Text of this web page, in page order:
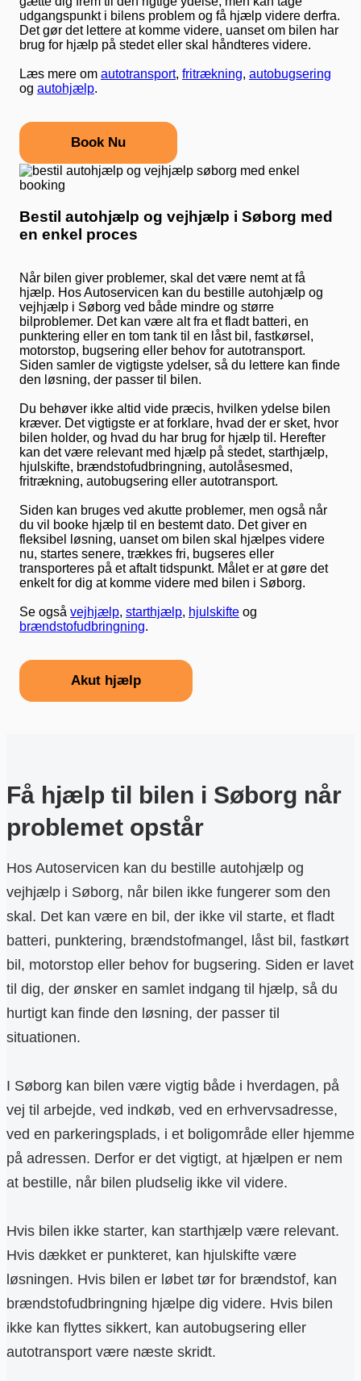
udgangspunkt i bilens problem og få hjælp videre derfra.
Det gør det lettere at komme videre, uanset om bilen har
brug for hjælp på stedet eller skal håndteres videre.
Læs mere om autotransport, fritrækning, autobugsering
og autohjælp.
Book Nu
Bestil autohjælp og vejhjælp i Søborg med
en enkel proces
Når bilen giver problemer, skal det være nemt at få
hjælp. Hos Autoservicen kan du bestille autohjælp og
vejhjælp i Søborg ved både mindre og større
bilproblemer. Det kan være alt fra et fladt batteri, en
punktering eller en tom tank til en låst bil, fastkørsel,
motorstop, bugsering eller behov for autotransport.
Siden samler de vigtigste ydelser, så du lettere kan finde
den løsning, der passer til bilen.
Du behøver ikke altid vide præcis, hvilken ydelse bilen
kræver. Det vigtigste er at forklare, hvad der er sket, hvor
bilen holder, og hvad du har brug for hjælp til. Herefter
kan det være relevant med hjælp på stedet, starthjælp,
hjulskifte, brændstofudbringning, autolåsesmed,
fritrækning, autobugsering eller autotransport.
Siden kan bruges ved akutte problemer, men også når
du vil booke hjælp til en bestemt dato. Det giver en
fleksibel løsning, uanset om bilen skal hjælpes videre
nu, startes senere, trækkes fri, bugseres eller
transporteres på et aftalt tidspunkt. Målet er at gøre det
enkelt for dig at komme videre med bilen i Søborg.
Se også vejhjælp, starthjælp, hjulskifte og
brændstofudbringning.
Akut hjælp
Få hjælp til bilen i Søborg når
problemet opstår
Hos Autoservicen kan du bestille autohjælp og
vejhjælp i Søborg, når bilen ikke fungerer som den
skal. Det kan være en bil, der ikke vil starte, et fladt
batteri, punktering, brændstofmangel, låst bil, fastkørt
bil, motorstop eller behov for bugsering. Siden er lavet
til dig, der ønsker en samlet indgang til hjælp, så du
hurtigt kan finde den løsning, der passer til
situationen.
I Søborg kan bilen være vigtig både i hverdagen, på
vej til arbejde, ved indkøb, ved en erhvervsadresse,
ved en parkeringsplads, i et boligområde eller hjemme
på adressen. Derfor er det vigtigt, at hjælpen er nem
at bestille, når bilen pludselig ikke vil videre.
Hvis bilen ikke starter, kan starthjælp være relevant.
Hvis dækket er punkteret, kan hjulskifte være
løsningen. Hvis bilen er løbet tør for brændstof, kan
brændstofudbringning hjælpe dig videre. Hvis bilen
ikke kan flyttes sikkert, kan autobugsering eller
autotransport være næste skridt.